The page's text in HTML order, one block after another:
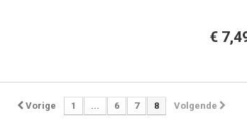
€
Vorige 1 ... 6 7 8 Volgende